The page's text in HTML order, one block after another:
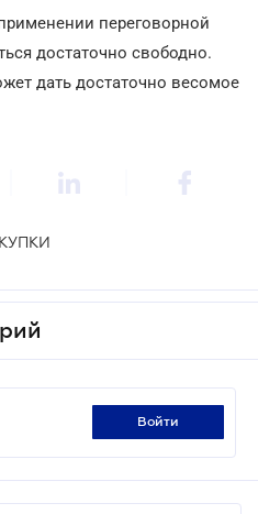
переговорной
достаточно свободно.
дать достаточно весомое
войти